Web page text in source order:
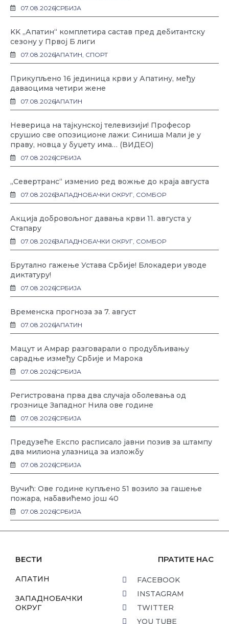
07.08.2026СРБИЈА
KK „Апатин“ комплетира састав пред дебитантску
сезону у Првој Б лиги
07.08.2026АПАТИН, СПОРТ
Прикупљено 16 јединица крви у Апатину, међу
даваоцима четири жене
07.08.2026АПАТИН
Неверица на тајкунској телевизији! Професор
срушио све опозиционе лажи: Синиша Мали је у
праву, новца у буџету има… (ВИДЕО)
07.08.2026СРБИЈА
„Севертранс“ изменио ред вожње до краја августа
07.08.2026ЗАПАДНОБАЧКИ ОКРУГ, СОМБОР
Акција добровољног давања крви 11. августа у
Стапару
07.08.2026ЗАПАДНОБАЧКИ ОКРУГ, СОМБОР
Брутално гажење Устава Србије! Блокадери уводе
диктатуру!
07.08.2026СРБИЈА
Временска прогноза за 7. август
07.08.2026АПАТИН
Мацут и Амрар разговарали о продубљивању
сарадње између Србије и Марока
07.08.2026СРБИЈА
Регистрована прва два случаја оболевања од
грознице Западног Нила ове године
07.08.2026СРБИЈА
Предузеће Експо расписало јавни позив за штампу
два милиона улазница за изложбу
07.08.2026СРБИЈА
Вучић: Ове године купљено 51 возило за гашење
пожара, набавићемо још 40
07.08.2026СРБИЈА
ВЕСТИ
АПАТИН
ЗАПАДНОБАЧКИ
ОКРУГ
ПРАТИТЕ НАС
FACEBOOK
INSTAGRAM
TWITTER
YOU TUBE